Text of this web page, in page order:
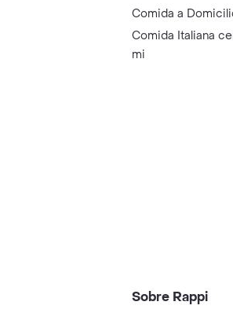
Comida a
Comida Italiana
mi
Sobre Rappi